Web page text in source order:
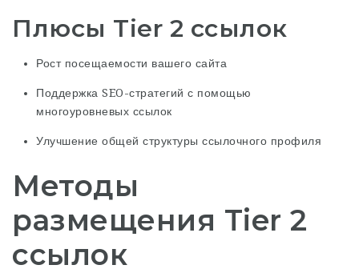
Плюсы Tier 2 ссылок
Рост посещаемости вашего сайта
Поддержка SEO-стратегий с помощью
многоуровневых ссылок
Улучшение общей структуры ссылочного профиля
Методы
размещения Tier 2
ссылок